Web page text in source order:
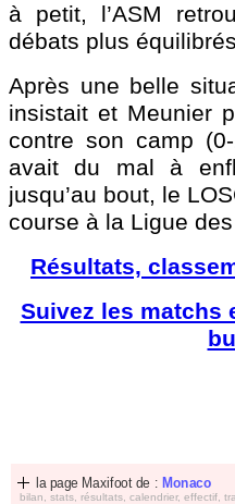
à petit, l’ASM
débats plus
Après une belle
insistait et Meunier
contre son camp
avait du mal à
jusqu’au bout, le
course à la Ligue
Résultats,
Suivez les matchs
la page Maxifoot de : Monaco
bilan, stats, résultats, calendrier, effectif,